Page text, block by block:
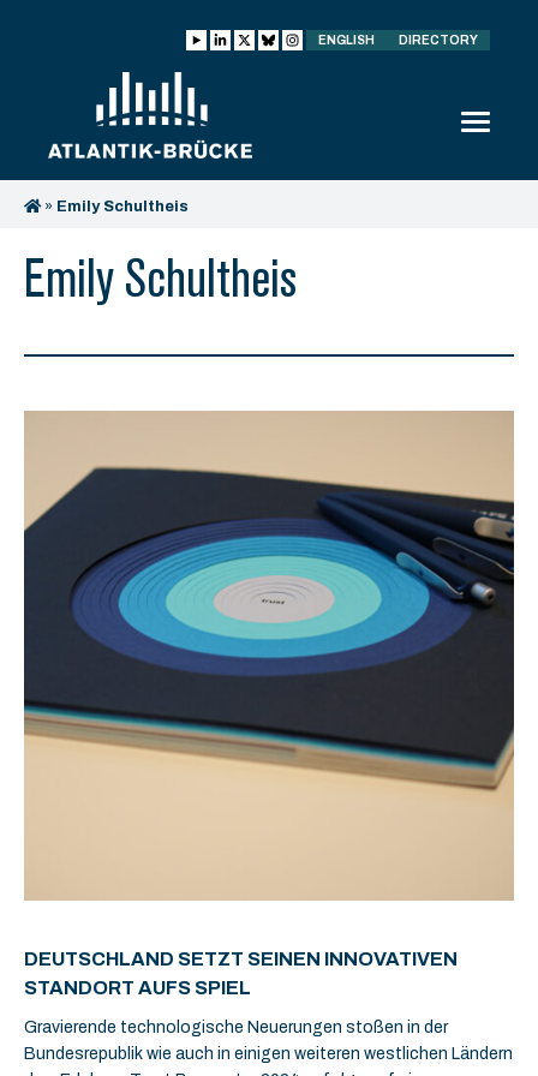
ENGLISH DIRECTORY
» Emily Schultheis
Emily Schultheis
DEUTSCHLAND SETZT SEINEN INNOVATIVEN
STANDORT AUFS SPIEL
Gravierende technologische Neuerungen stoßen in der
Bundesrepublik wie auch in einigen weiteren westlichen Ländern